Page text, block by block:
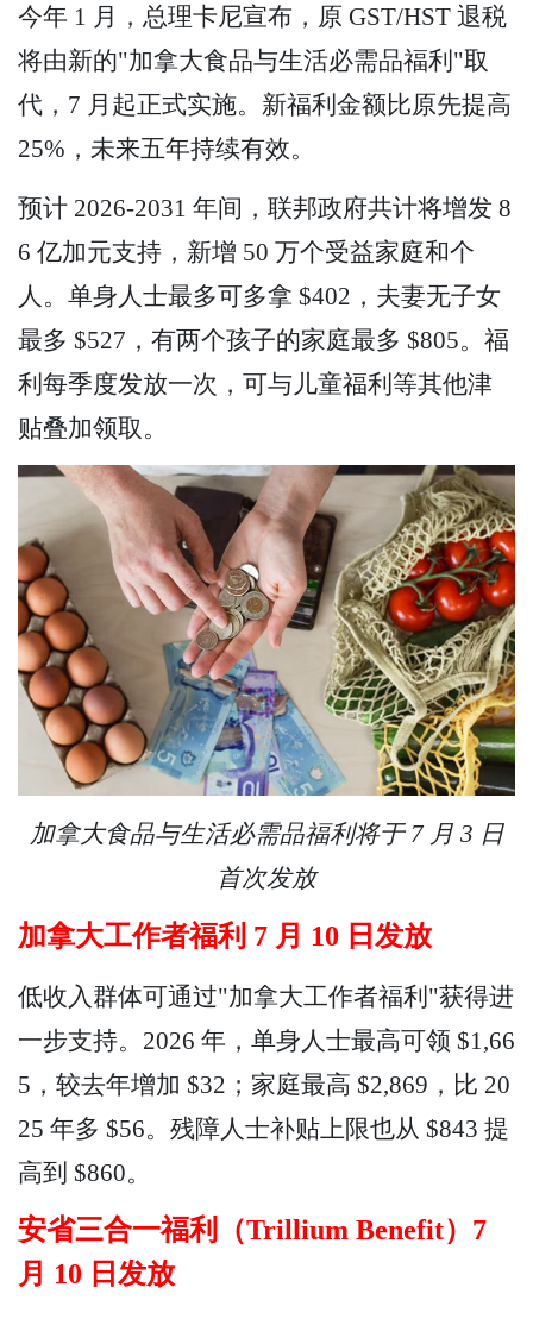
今年 1 月，总理卡尼宣布，原 GST/HST 退税
将由新的"加拿大食品与生活必需品福利"取
代，7 月起正式实施。新福利金额比原先提高
25%，未来五年持续有效。
预计 2026-2031 年间，联邦政府共计将增发 8
6 亿加元支持，新增 50 万个受益家庭和个
人。单身人士最多可多拿 $402，夫妻无子女
最多 $527，有两个孩子的家庭最多 $805。福
利每季度发放一次，可与儿童福利等其他津
贴叠加领取。
加拿大食品与生活必需品福利将于 7 月 3 日
首次发放
加拿大工作者福利 7 月 10 日发放
低收入群体可通过"加拿大工作者福利"获得进
一步支持。2026 年，单身人士最高可领 $1,66
5，较去年增加 $32；家庭最高 $2,869，比 20
25 年多 $56。残障人士补贴上限也从 $843 提
高到 $860。
安省三合一福利（Trillium Benefit）7
月 10 日发放